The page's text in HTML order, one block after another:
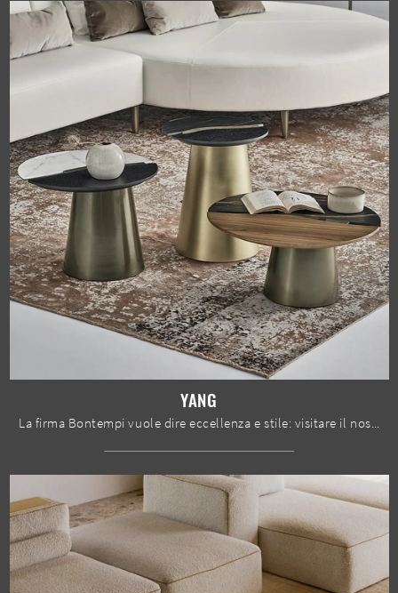
YANG
La firma Bontempi vuole dire eccellenza e stile: visitare il nostro negozio vuol dire affidarsi alla pluriennale professionalità e passione ...